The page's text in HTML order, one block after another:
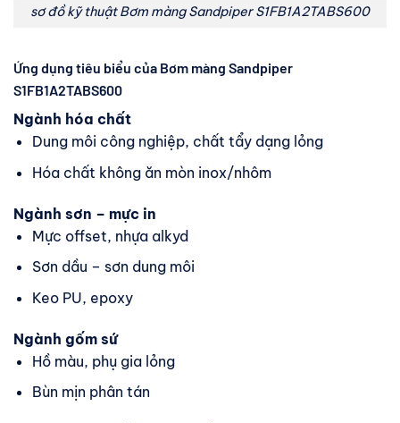
sơ đồ kỹ thuật Bơm màng Sandpiper S1FB1A2TABS600
Ứng dụng tiêu biểu của Bơm màng Sandpiper
S1FB1A2TABS600
Ngành hóa chất
Dung môi công nghiệp, chất tẩy dạng lỏng
Hóa chất không ăn mòn inox/nhôm
Ngành sơn – mực in
Mực offset, nhựa alkyd
Sơn dầu – sơn dung môi
Keo PU, epoxy
Ngành gốm sứ
Hồ màu, phụ gia lỏng
Bùn mịn phân tán